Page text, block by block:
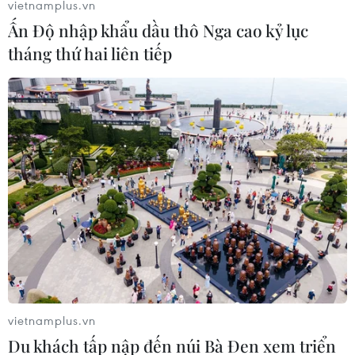
07/08/2026 00:22
Nga thông báo tấn công căn
cứ ngầm của Ukraine
06/08/2026 16:21
Tây Ban Nha: 100 người thiệt mạng
trong vụ vượt biển ồ ạt vào Ceuta
06/08/2026 16:03
Đức tuyên án chung thân đối tượng
gây vụ lao xe vào đám đông ở
Munich
vietnamplus.vn
Ấn Độ nhập khẩu dầu thô Nga cao kỷ lục
tháng thứ hai liên tiếp
vietnamplus.vn
Du khách tấp nập đến núi Bà Đen xem triển